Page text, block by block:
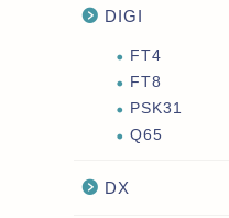
DIGI
FT4
FT8
PSK31
Q65
DX